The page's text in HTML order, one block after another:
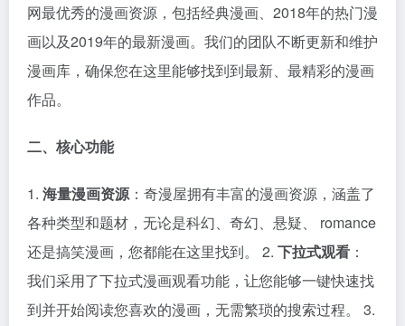
网最优秀的漫画资源，包括经典漫画、2018年的热门漫
画以及2019年的最新漫画。我们的团队不断更新和维护
漫画库，确保您在这里能够找到到最新、最精彩的漫画
作品。
二、核心功能
1. 海量漫画资源：奇漫屋拥有丰富的漫画资源，涵盖了
各种类型和题材，无论是科幻、奇幻、悬疑、 romance
还是搞笑漫画，您都能在这里找到。 2. 下拉式观看 ：
我们采用了下拉式漫画观看功能，让您能够一键快速找
到并开始阅读您喜欢的漫画，无需繁琐的搜索过程。 3.